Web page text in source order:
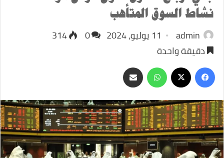
نشاط السوق المتأهب
admin 11 يوليو، 2024 0
314
دقيقة واحدة
فيسبوك
‫X واتسابمشاركة
عبر
البريد